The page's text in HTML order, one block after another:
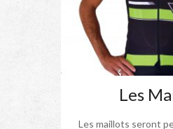
Les
Les maillots seront